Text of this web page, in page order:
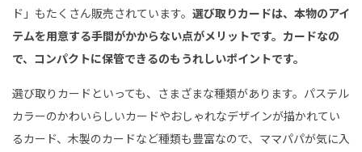
ド」もたくさん販売されています。 選び取りカードは、本物のアイ
テムを用意する手間がかからない点がメリットです。カードなの
で、コンパクトに保管できるのもうれしいポイントです。
選び取りカードといっても、さまざまな種類があります。パステル
カラーのかわいらしいカードやおしゃれなデザインが描かれてい
るカード、木製のカードなど種類も豊富なので、ママパパが気に入